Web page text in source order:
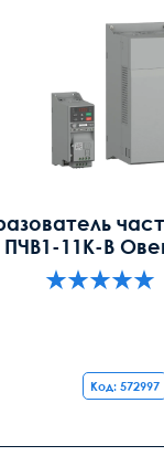
ПЧВ1-11К-В
Код: 572997